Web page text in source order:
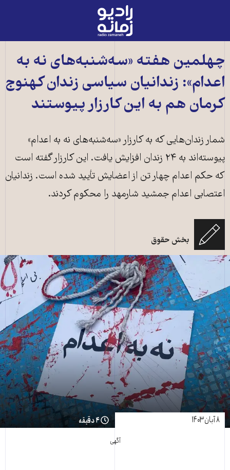
رادیو
زمانه
اصلی
چهلمین هفته «سه‌شنبه‌های نه به
اعدام»: زندانیان سیاسی زندان کهنوج
کرمان هم به این کارزار پیوستند
شمار زندان‌هایی که به کارزار «سه‌شنبه‌های‌ نه به اعدام»
پیوسته‌اند به ۲۴ زندان افزایش یافت. این کارزار گفته است
که حکم اعدام چهار تن از اعضایش تأیید شده است. زندانیان
اعتصابی اعدام جمشید شارمهد را محکوم کردند.
بخش حقوق
۸ آبان ۱۴۰۳ ۴ دقیقه
آگهی